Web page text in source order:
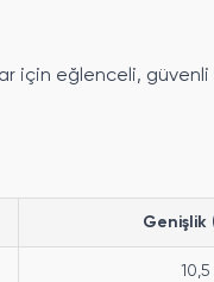
için eğlenceli,
Genişlik
10,5